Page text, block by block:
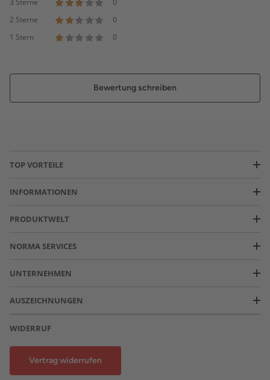
3 Sterne
0
2 Sterne
0
1 Stern
0
Bewertung schreiben
TOP VORTEILE
INFORMATIONEN
PRODUKTWELT
NORMA SERVICES
UNTERNEHMEN
AUSZEICHNUNGEN
WIDERRUF
Vertrag widerrufen